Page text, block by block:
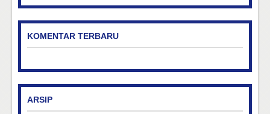
KOMENTAR TERBARU
ARSIP